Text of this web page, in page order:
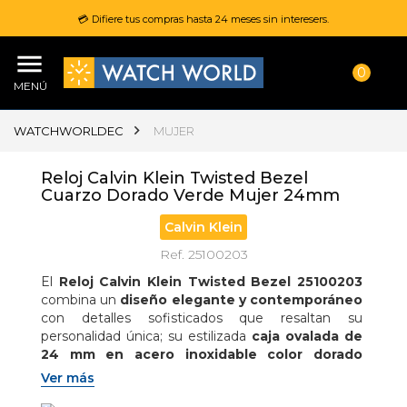
💳 Difiere tus compras hasta 24 meses sin interesers.
MENÚ
0
WATCHWORLDEC MUJER
Reloj Calvin Klein Twisted Bezel
Cuarzo Dorado Verde Mujer 24mm
Calvin Klein
Ref. 25100203
El Reloj Calvin Klein Twisted Bezel 25100203
combina un diseño elegante y contemporáneo
con detalles sofisticados que resaltan su
personalidad única; su estilizada caja ovalada de
24 mm en acero inoxidable color dorado
aporta un look refinado y femenino, mientras que
la esfera verde
Ver más